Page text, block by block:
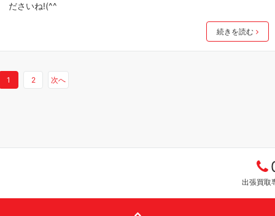
ださいね!(^^
続きを読む
1 2 次へ
出張買取